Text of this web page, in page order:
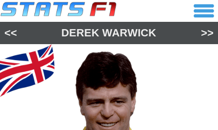
<< DEREK WARWICK >>